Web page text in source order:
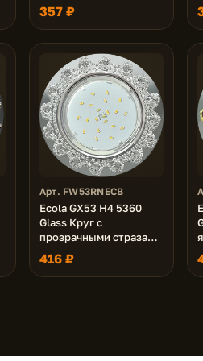
Елочка/фон зерк./
центр.часть хром
54x120 (к+)
357 ₽
Арт. FW53RNECB
Ecola GX53 H4 5360
Glass Круг с
прозрачными стразами
Корона (оправа хром)/
фон зерк../центр.часть
хром 52x120 (к+)
416 ₽